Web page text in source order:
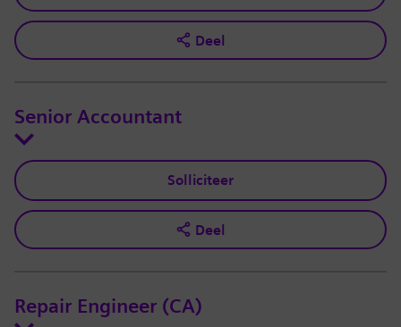
Deel
Senior Accountant
Solliciteer
Deel
Repair Engineer (CA)